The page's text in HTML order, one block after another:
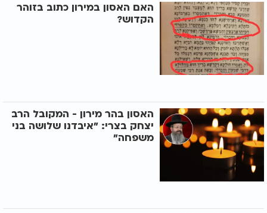
האם האסון במירון כתוב בזוהר
הקדוש?
האסון בהר מירון - המקובל הרב
יצחק בצרי: "איבדנו שלושה בני
משפחה"